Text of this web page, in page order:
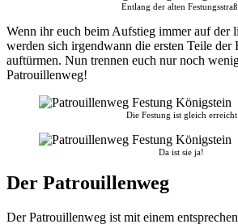
Entlang der alten
Wenn ihr euch beim Aufstieg immer auf der
werden sich irgendwann die ersten Teile der
auftürmen. Nun trennen euch nur noch
Patrouillenweg!
Die Festung ist gleich erreicht
Da ist sie ja!
Der Patrouillenweg
Der Patrouillenweg ist mit einem